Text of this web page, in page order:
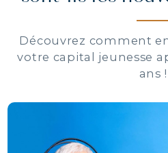
Découvrez comment
votre capital jeunesse
ans !